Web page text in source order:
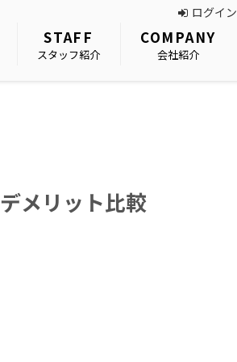
ログイン
STAFF
スタッフ紹介
COMPANY
会社紹介
メリット比較